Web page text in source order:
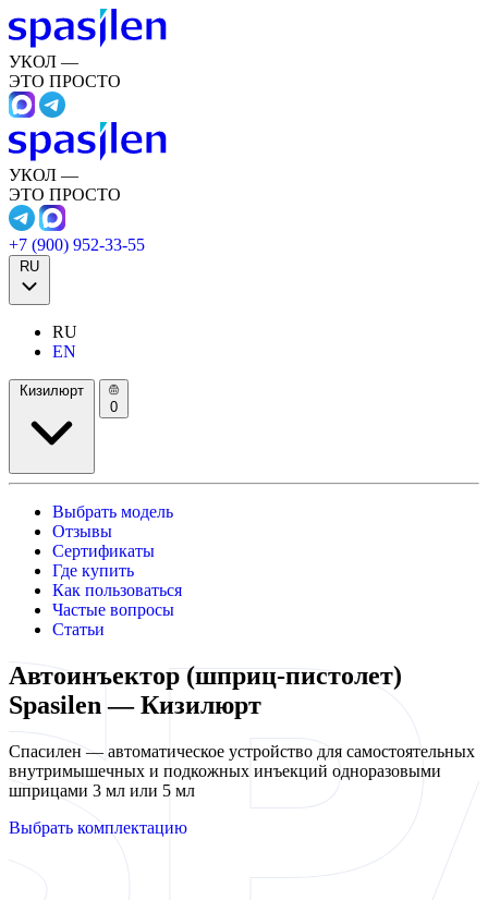
УКОЛ —
ЭТО ПРОСТО
УКОЛ —
ЭТО ПРОСТО
+7 (900) 952-33-55
RU
RU
EN
Кизилюрт
0
Выбрать модель
Отзывы
Сертификаты
Где купить
Как пользоваться
Частые вопросы
Статьи
Автоинъектор (шприц-пистолет)
Spasilen — Кизилюрт
Спасилен — автоматическое устройство для самостоятельных
внутримышечных и подкожных инъекций одноразовыми
шприцами 3 мл или 5 мл
Выбрать комплектацию